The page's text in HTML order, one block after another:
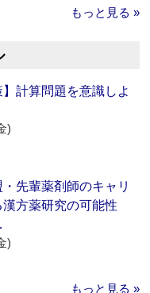
もっと見る »
】計算問題を意識しよ
)
・先輩薬剤師のキャリ
漢方薬研究の可能性
)
もっと見る »